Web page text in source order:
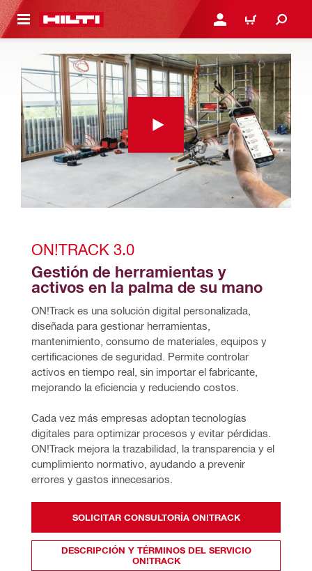
PRINCIPAL INICIE SESIÓN O
CARRITO
ON!TRACK 3.0
Gestión de herramientas y
activos en la palma de su mano
ON!Track es una solución digital personalizada,
diseñada para gestionar herramientas,
mantenimiento, consumo de materiales, equipos y
certificaciones de seguridad. Permite controlar
activos en tiempo real, sin importar el fabricante,
mejorando la eficiencia y reduciendo costos.
Cada vez más empresas adoptan tecnologías
digitales para optimizar procesos y evitar pérdidas.
ON!Track mejora la trazabilidad, la transparencia y el
cumplimiento normativo, ayudando a prevenir
errores y gastos innecesarios.
SOLICITAR CONSULTORÍA ON!TRACK
DESCRIPCIÓN Y TÉRMINOS DEL SERVICIO
ON!TRACK